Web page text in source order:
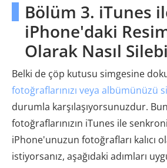
Bölüm 3. iTunes
iPhone'daki
Olarak Nasıl
Belki de çöp kutusu simgesine
fotoğraflarınızı veya albümünüzü
durumla karşılaşıyorsunuzdur.
fotoğraflarınızın iTunes ile
iPhone'unuzun fotoğrafları kalıcı
istiyorsanız, aşağıdaki adımları